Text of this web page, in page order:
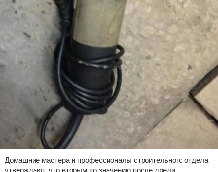
Домашние мастера и профессионалы строительного отдела
утверждают, что вторым по значению после дрели